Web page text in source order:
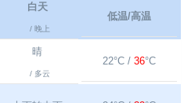
白天
/ 晚上
低温/高温
晴
/ 多云
22°C / 36°C